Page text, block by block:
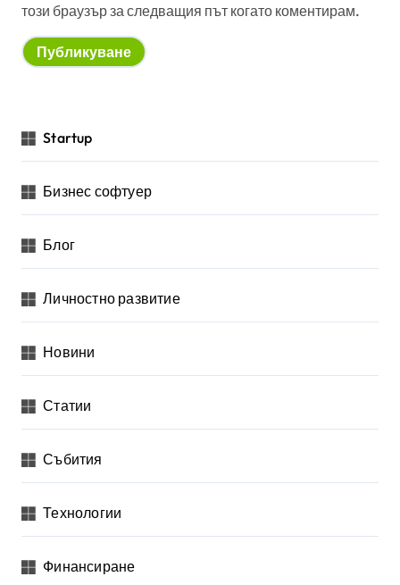
този браузър за следващия път когато коментирам.
Startup
Бизнес софтуер
Блог
Личностно развитие
Новини
Статии
Събития
Технологии
Финансиране